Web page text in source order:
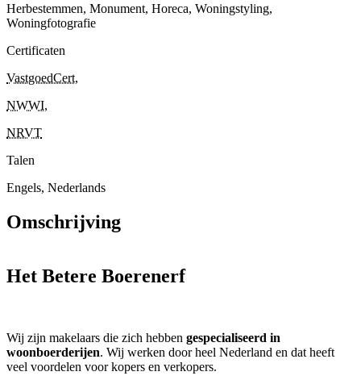
Herbestemmen, Monument, Horeca, Woningstyling,
Woningfotografie
Certificaten
VastgoedCert,
NWWI,
NRVT
Talen
Engels, Nederlands
Omschrijving
Het Betere Boerenerf
Wij zijn makelaars die zich hebben gespecialiseerd in
woonboerderijen. Wij werken door heel Nederland en dat heeft
veel voordelen voor kopers en verkopers.